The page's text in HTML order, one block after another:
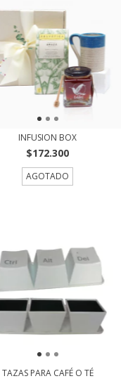
INFUSION BOX
$172.300
AGOTADO
TAZAS PARA CAFÉ O TÉ